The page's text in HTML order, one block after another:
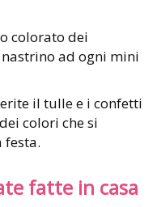
colorato dei
ad ogni mini
il tulle e i confetti
colori che si
festa.
fatte in casa